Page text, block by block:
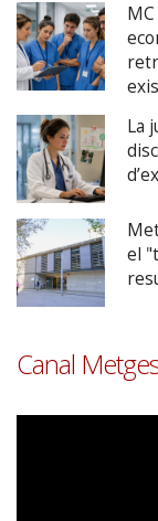
La
el
Canal